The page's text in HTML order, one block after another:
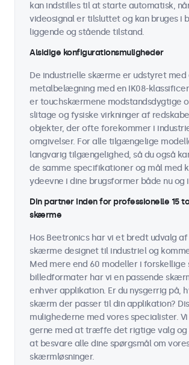
kan indstilles til at starte automatisk,
videosignal er tilsluttet og kan bruges i
liggende og stående tilstand.
Alsidige konfigurationsmuligheder
De industrielle skærme er udstyret med
metalbelægning med en IK08-
er touchskærmene modstandsdygtige
slitage og fysiske virkninger af
objekter, der ofte forekommer i
omgivelser. For alle tilgængelige
langvarig tilgængelighed, så du også
de samme specifikationer og mål med
ydeevne i dine brugsformer både nu og
Din partner inden for professionelle 15
skærme
Hos Beetronics har vi et bredt udvalg af
skærme designet til industriel og
Med mere end 60 modeller i forskellige
billedformater har vi en passende
enhver applikation. Er du nysgerrig på,
skærm der passer til din applikation?
mulighederne med vores specialister.
gerne med at træffe det rigtige valg og
at besvare alle dine spørgsmål om
skærmløsninger.